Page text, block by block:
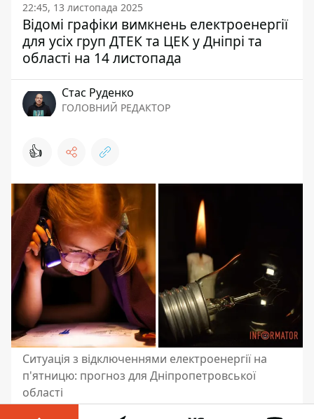
22:45, 13 листопада 2025
Відомі графіки вимкнень електроенергії
для усіх груп ДТЕК та ЦЕК у Дніпрі та
області на 14 листопада
Стас Руденко
ГОЛОВНИЙ РЕДАКТОР
👍
Ситуація з відключеннями електроенергії на
п'ятницю: прогноз для Дніпропетровської
області